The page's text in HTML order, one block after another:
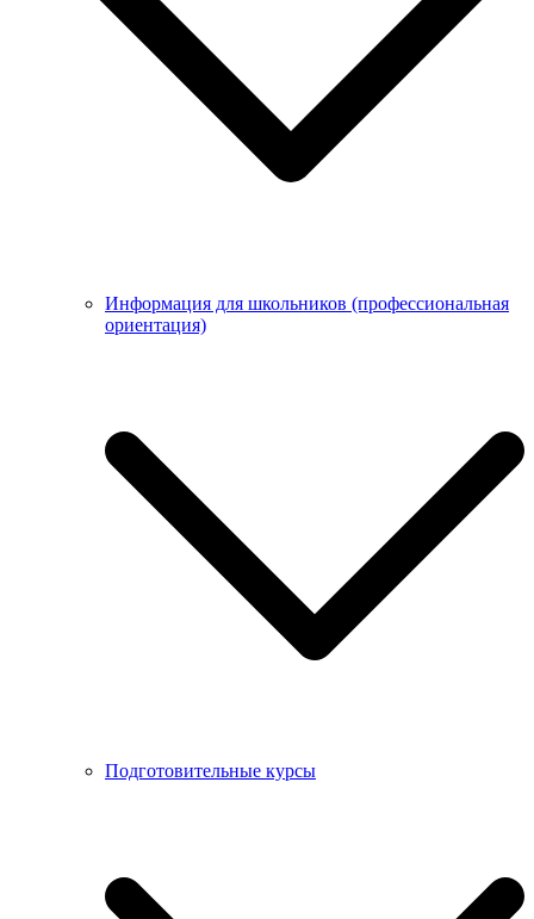
Информация для школьников (профессиональная
ориентация)
Подготовительные курсы